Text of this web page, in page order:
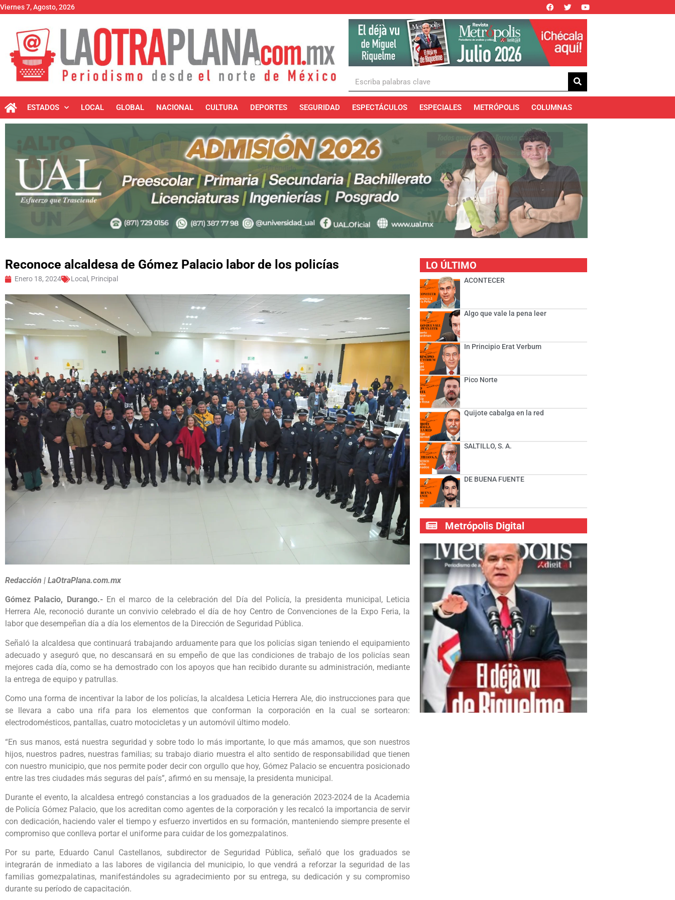
Viernes 7, Agosto, 2026
ESTADOS LOCAL GLOBAL NACIONAL CULTURA DEPORTES SEGURIDAD ESPECTÁCULOS ESPECIALES METRÓPOLIS COLUMNAS
Reconoce alcaldesa de Gómez Palacio labor de los policías
Enero 18, 2024 Local , Principal
Redacción | LaOtraPlana.com.mx
Gómez Palacio, Durango.-En el marco de la celebración del Día del Policía, la presidenta municipal, Leticia
Herrera Ale, reconoció durante un convivio celebrado el día de hoy Centro de Convenciones de la Expo Feria, la
labor que desempeñan día a día los elementos de la Dirección de Seguridad Pública.
Señaló la alcaldesa que continuará trabajando arduamente para que los policías sigan teniendo el equipamiento
adecuado y aseguró que, no descansará en su empeño de que las condiciones de trabajo de los policías sean
mejores cada día, como se ha demostrado con los apoyos que han recibido durante su administración, mediante
la entrega de equipo y patrullas.
Como una forma de incentivar la labor de los policías, la alcaldesa Leticia Herrera Ale, dio instrucciones para que
se llevara a cabo una rifa para los elementos que conforman la corporación en la cual se sortearon:
electrodomésticos, pantallas, cuatro motocicletas y un automóvil último modelo.
“En sus manos, está nuestra seguridad y sobre todo lo más importante, lo que más amamos, que son nuestros
hijos, nuestros padres, nuestras familias; su trabajo diario muestra el alto sentido de responsabilidad que tienen
con nuestro municipio, que nos permite poder decir con orgullo que hoy, Gómez Palacio se encuentra posicionado
entre las tres ciudades más seguras del país”, afirmó en su mensaje, la presidenta municipal.
Durante el evento, la alcaldesa entregó constancias a los graduados de la generación 2023-2024 de la Academia
de Policía Gómez Palacio, que los acreditan como agentes de la corporación y les recalcó la importancia de servir
con dedicación, haciendo valer el tiempo y esfuerzo invertidos en su formación, manteniendo siempre presente el
compromiso que conlleva portar el uniforme para cuidar de los gomezpalatinos.
Por su parte, Eduardo Canul Castellanos, subdirector de Seguridad Pública, señaló que los graduados se
integrarán de inmediato a las labores de vigilancia del municipio, lo que vendrá a reforzar la seguridad de las
familias gomezpalatinas, manifestándoles su agradecimiento por su entrega, su dedicación y su compromiso
durante su período de capacitación.
LO ÚLTIMO
ACONTECER
Algo que vale la pena leer
In Principio Erat Verbum
Pico Norte
Quijote cabalga en la red
SALTILLO, S. A.
DE BUENA FUENTE
Metrópolis Digital